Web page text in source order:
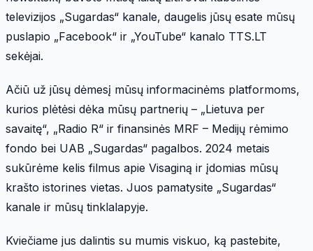
televizijos „Sugardas“ kanale, daugelis jūsų esate mūsų
puslapio „Facebook“ ir „YouTube“ kanalo TTS.LT
sekėjai.
Ačiū už jūsų dėmesį mūsų informacinėms platformoms,
kurios plėtėsi dėka mūsų partnerių – „Lietuva per
savaitę“, „Radio R“ ir finansinės MRF – Medijų rėmimo
fondo bei UAB „Sugardas“ pagalbos. 2024 metais
sukūrėme kelis filmus apie Visaginą ir įdomias mūsų
krašto istorines vietas. Juos pamatysite „Sugardas“
kanale ir mūsų tinklalapyje.
Kviečiame jus dalintis su mumis viskuo, ką pastebite,